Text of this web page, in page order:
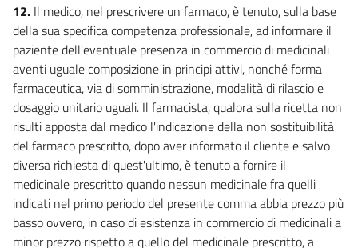
12. Il medico, nel prescrivere un farmaco, è tenuto, sulla base
della sua specifica competenza professionale, ad informare il
paziente dell'eventuale presenza in commercio di medicinali
aventi uguale composizione in principi attivi, nonché forma
farmaceutica, via di somministrazione, modalità di rilascio e
dosaggio unitario uguali. Il farmacista, qualora sulla ricetta non
risulti apposta dal medico l'indicazione della non sostituibilità
del farmaco prescritto, dopo aver informato il cliente e salvo
diversa richiesta di quest'ultimo, è tenuto a fornire il
medicinale prescritto quando nessun medicinale fra quelli
indicati nel primo periodo del presente comma abbia prezzo più
basso ovvero, in caso di esistenza in commercio di medicinali a
minor prezzo rispetto a quello del medicinale prescritto, a